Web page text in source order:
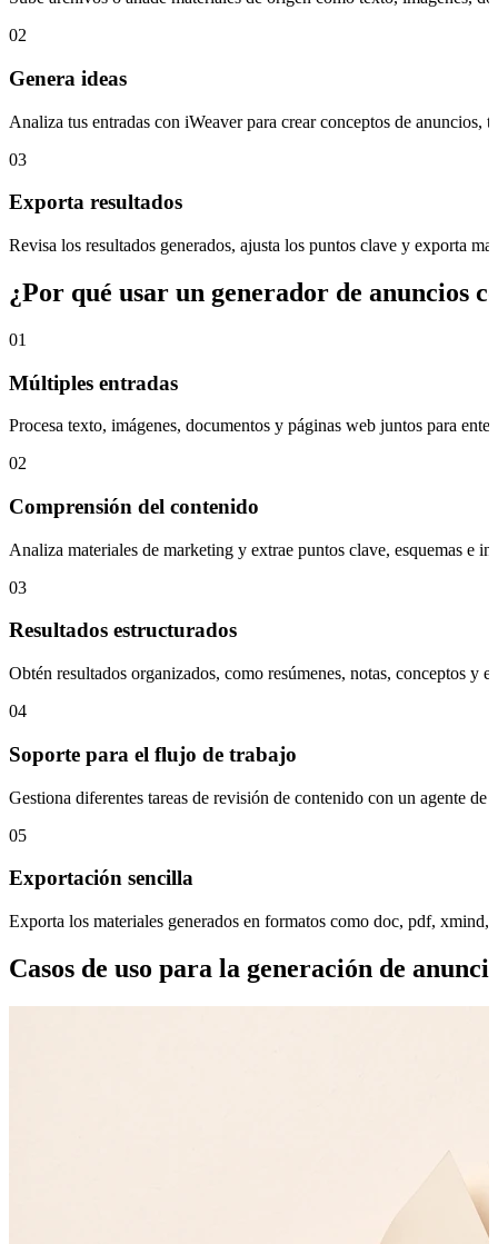
02
Genera ideas
Analiza tus entradas con iWeaver para crear conceptos de
03
Exporta resultados
Revisa los resultados generados, ajusta los puntos clave y exporta
¿Por qué usar un generador de anuncios
01
Múltiples entradas
Procesa texto, imágenes, documentos y páginas web juntos para
02
Comprensión del contenido
Analiza materiales de marketing y extrae puntos clave, esquemas e
03
Resultados estructurados
Obtén resultados organizados, como resúmenes, notas, conceptos y
04
Soporte para el flujo de trabajo
Gestiona diferentes tareas de revisión de contenido con un agente
05
Exportación sencilla
Exporta los materiales generados en formatos como doc, pdf,
Casos de uso para la generación de